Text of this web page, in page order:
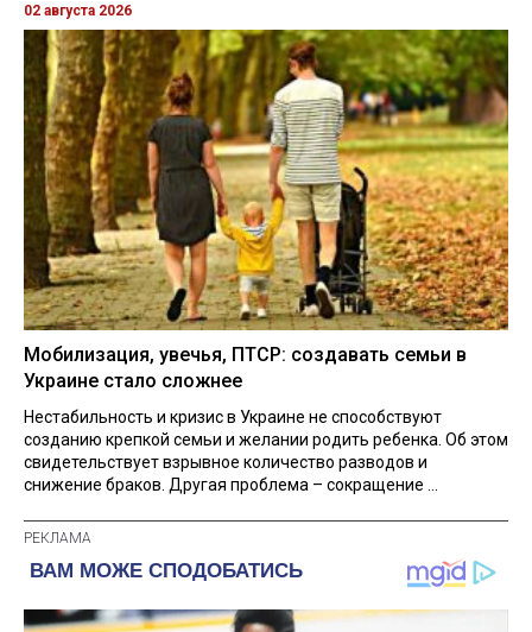
02 августа 2026
Мобилизация, увечья, ПТСР: создавать семьи в
Украине стало сложнее
Нестабильность и кризис в Украине не способствуют
созданию крепкой семьи и желании родить ребенка. Об этом
свидетельствует взрывное количество разводов и
снижение браков. Другая проблема – сокращение ...